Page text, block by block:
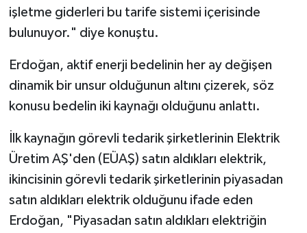
işletme giderleri bu tarife sistemi içerisinde
bulunuyor." diye konuştu.
Erdoğan, aktif enerji bedelinin her ay değişen
dinamik bir unsur olduğunun altını çizerek, söz
konusu bedelin iki kaynağı olduğunu anlattı.
İlk kaynağın görevli tedarik şirketlerinin Elektrik
Üretim AŞ'den (EÜAŞ) satın aldıkları elektrik,
ikincisinin görevli tedarik şirketlerinin piyasadan
satın aldıkları elektrik olduğunu ifade eden
Erdoğan, "Piyasadan satın aldıkları elektriğin